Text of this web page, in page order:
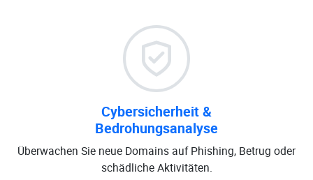
Cybersicherheit &
Bedrohungsanalyse
Überwachen Sie neue Domains auf Phishing, Betrug oder
schädliche Aktivitäten.